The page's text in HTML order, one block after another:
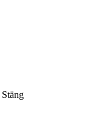
Stäng